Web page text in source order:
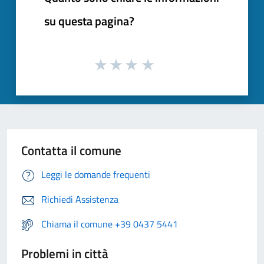
su questa pagina?
Contatta il comune
Leggi le domande frequenti
Richiedi Assistenza
Chiama il comune +39 0437 5441
Problemi in città